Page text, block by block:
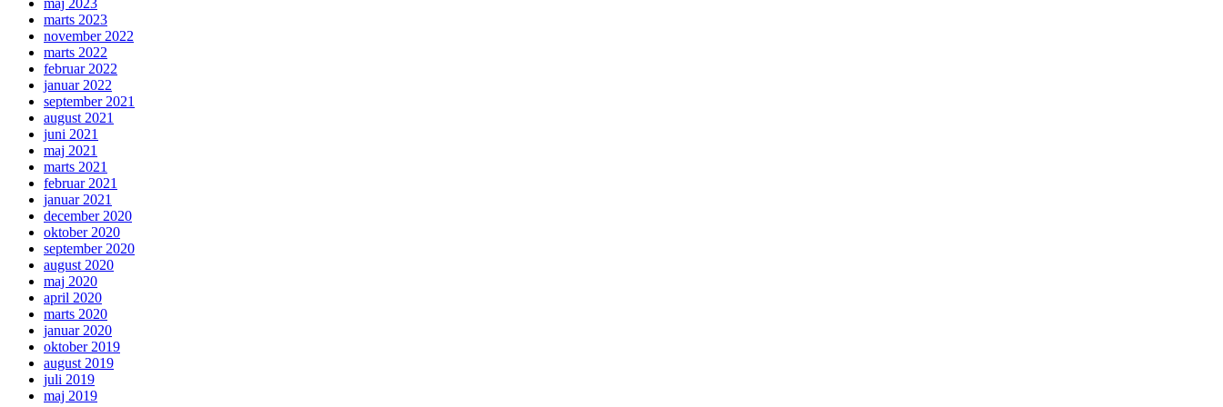
maj 2023
marts 2023
november 2022
marts 2022
februar 2022
januar 2022
september 2021
august 2021
juni 2021
maj 2021
marts 2021
februar 2021
januar 2021
december 2020
oktober 2020
september 2020
august 2020
maj 2020
april 2020
marts 2020
januar 2020
oktober 2019
august 2019
juli 2019
maj 2019